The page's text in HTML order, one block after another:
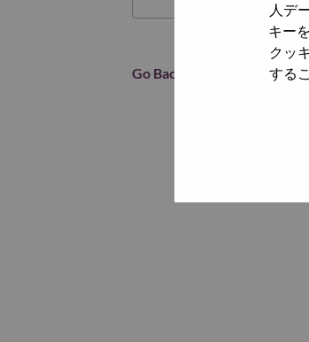
人デ
キー
クッ
する
Go Back